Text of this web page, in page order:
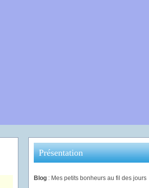
Présentation
Blog : Mes petits bonheurs au fil des jours